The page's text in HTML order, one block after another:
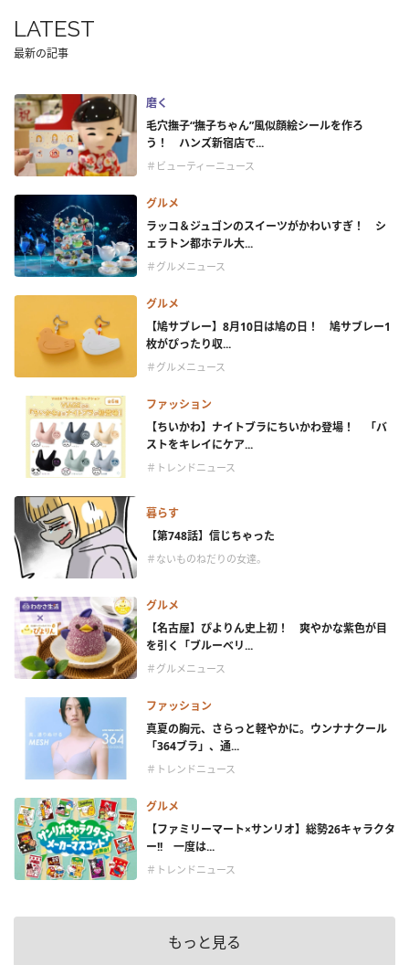
LATEST
最新の記事
磨く
毛穴撫子“撫子ちゃん”風似顔絵シールを作ろ
う！ ハンズ新宿店で...
＃ビューティーニュース
グルメ
ラッコ＆ジュゴンのスイーツがかわいすぎ！ シ
ェラトン都ホテル大...
＃グルメニュース
グルメ
【鳩サブレー】8月10日は鳩の日！ 鳩サブレー1
枚がぴったり収...
＃グルメニュース
ファッション
【ちいかわ】ナイトブラにちいかわ登場！ 「バ
ストをキレイにケア...
＃トレンドニュース
暮らす
【第748話】信じちゃった
＃ないものねだりの女達。
グルメ
【名古屋】ぴよりん史上初！ 爽やかな紫色が目
を引く「ブルーベリ...
＃グルメニュース
ファッション
真夏の胸元、さらっと軽やかに。ウンナナクール
「364ブラ」、通...
＃トレンドニュース
グルメ
【ファミリーマート×サンリオ】総勢26キャラクタ
ー!! 一度は...
＃トレンドニュース
もっと見る